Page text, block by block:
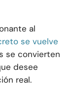
al
se vuelve
se convierten
desee
real.